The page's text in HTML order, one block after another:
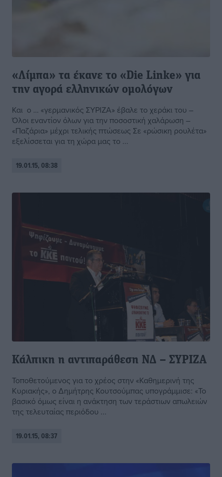
«Λίμπα» τα έκανε το «Die Linke» για
την αγορά ελληνικών ομολόγων
Και ο … «γερμανικός ΣΥΡΙΖΑ» έβαλε το χεράκι του –
Όλοι εναντίον όλων για την ποσοστική χαλάρωση –
«Παζάρια» μέχρι τελικής πτώσεως Σε «ρώσικη ρουλέτα»
εξελίσσεται για τη χώρα μας το ...
19.01.15, 08:38
Κάλπικη η αντιπαράθεση ΝΔ – ΣΥΡΙΖΑ
Τοποθετούμενος για το χρέος στην «Καθημερινή της
Κυριακής», ο Δημήτρης Κουτσούμπας υπογράμμισε: «Το
βασικό όμως είναι η ανάκτηση των τεράστιων απωλειών
της τελευταίας περιόδου ...
19.01.15, 08:37